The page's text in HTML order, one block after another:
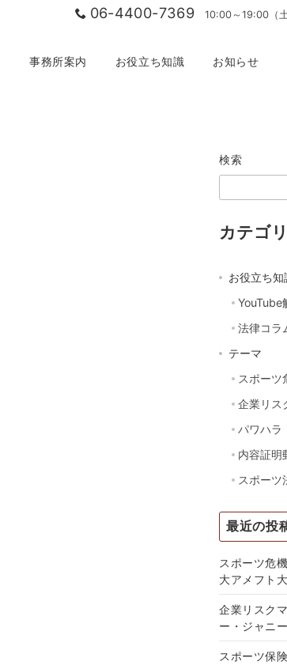
06-4400-7369 10:00～19:00（
事務所案内 お役立ち知識 お知らせ
検索
カテゴ
お役立ち知
YouTube
法律コラ
テーマ
スポーツ
企業リス
パワハラ
内容証明
スポーツ
最近の投
スポーツ危
大アメフト
企業リスク
ー・ジャニ
スポーツ保